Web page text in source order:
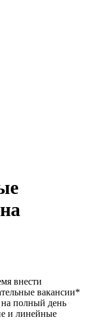
внести
вакансии*
на полный день
и линейные